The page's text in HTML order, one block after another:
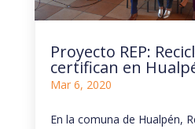
Proyecto REP:
certifican en
Mar 6, 2020
En la comuna de Hualpén,